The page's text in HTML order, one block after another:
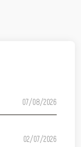
07/08/2026
02/07/2026